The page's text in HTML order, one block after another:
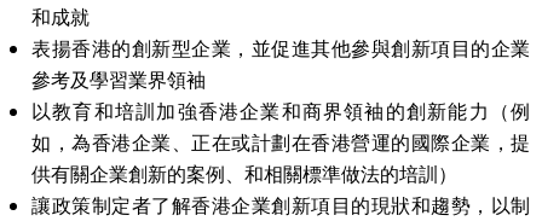
和成就
表揚香港的創新型企業，並促進其他參與創新項目的企業
參考及學習業界領袖
以教育和培訓加強香港企業和商界領袖的創新能力（例
如，為香港企業、正在或計劃在香港營運的國際企業，提
供有關企業創新的案例、和相關標準做法的培訓）
讓政策制定者了解香港企業創新項目的現狀和趨勢，以制